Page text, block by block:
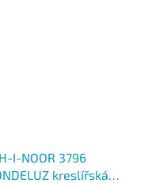
I-NOOR 3796
kreslířská